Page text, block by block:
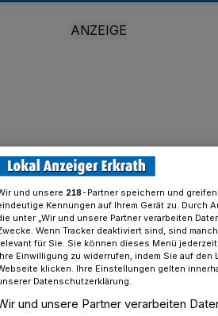
du für deine Stadt tun?
und unsere 218-Partner speichern und
Kennungen auf Ihrem Gerät zu. Durch
unter „Wir und unsere Partner verarbeiten
Wenn Tracker deaktiviert sind, sind
für Sie. Sie können dieses Menü
Einwilligung zu widerrufen, indem Sie auf
klicken. Ihre Einstellungen gelten
Datenschutzerklärung.
und unsere Partner verarbeiten